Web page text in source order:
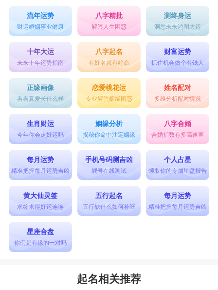
流年运势
财运婚姻事业健康
八字精批
解答人生困惑
测终身运
洞悉未来鸿图大运
十年大运
未来十年运势指南
八字起名
有好名就有好命
财富运势
抓住机会做个有钱人
正缘画像
看看真爱长什么样
恋爱桃花运
专业解答姻缘困惑
姓名配对
多维分析配对情况
生肖财运
今年你会走好运吗
姻缘分析
揭秘你命中注定姻缘
八字合婚
合婚指数有多高速查
每月运势
精准把握每月运势吉凶
手机号码测吉凶
靓号在线测试
个人占星
领取你的专属星盘报告
黄大仙灵签
求签求得好运连连
五行起名
五行缺什么如何补旺
每月运势
精准把握每月运势吉凶
星座合盘
你们是有缘的一对吗
起名相关推荐